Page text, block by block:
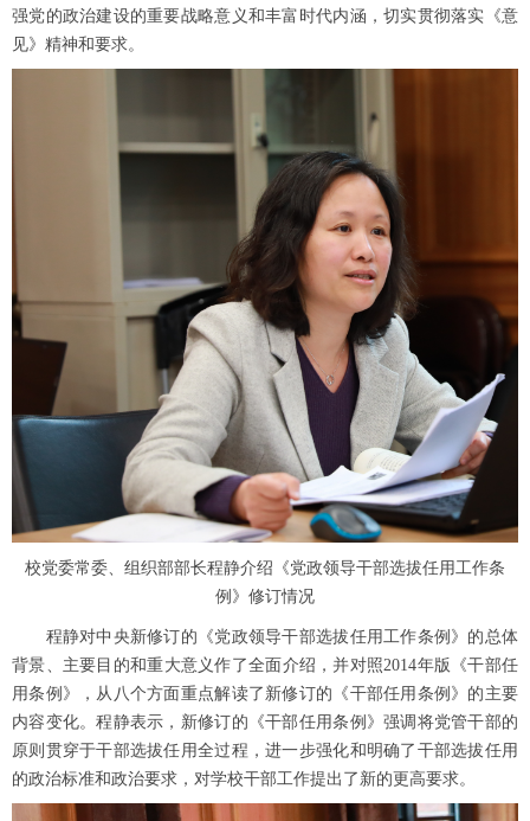
强党的政治建设的重要战略意义和丰富时代内涵，切实贯彻落实《意
见》精神和要求。
校党委常委、组织部部长程静介绍《党政领导干部选拔任用工作条
例》修订情况
程静对中央新修订的《党政领导干部选拔任用工作条例》的总体
背景、主要目的和重大意义作了全面介绍，并对照2014年版《干部任
用条例》，从八个方面重点解读了新修订的《干部任用条例》的主要
内容变化。程静表示，新修订的《干部任用条例》强调将党管干部的
原则贯穿于干部选拔任用全过程，进一步强化和明确了干部选拔任用
的政治标准和政治要求，对学校干部工作提出了新的更高要求。